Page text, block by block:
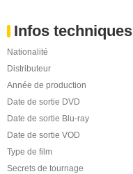
Infos techniques
Nationalité
Distributeur
Année de production
Date de sortie DVD
Date de sortie Blu-ray
Date de sortie VOD
Type de film
Secrets de tournage